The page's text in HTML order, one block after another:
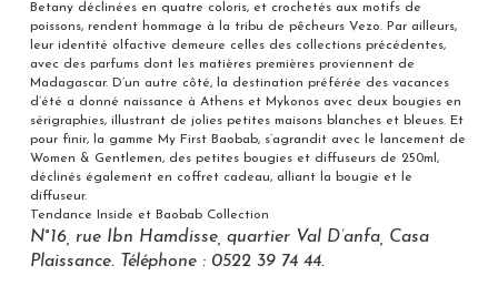
Betany déclinées en quatre coloris, et crochetés aux motifs de
poissons, rendent hommage à la tribu de pêcheurs Vezo. Par ailleurs,
leur identité olfactive demeure celles des collections précédentes,
avec des parfums dont les matières premières proviennent de
Madagascar. D’un autre côté, la destination préférée des vacances
d’été a donné naissance à Athens et Mykonos avec deux bougies en
sérigraphies, illustrant de jolies petites maisons blanches et bleues. Et
pour finir, la gamme My First Baobab, s’agrandit avec le lancement de
Women & Gentlemen, des petites bougies et diffuseurs de 250ml,
déclinés également en coffret cadeau, alliant la bougie et le
diffuseur.
Tendance Inside et Baobab Collection
N°16, rue Ibn Hamdisse, quartier Val D’anfa, Casa
Plaissance. Téléphone : 0522 39 74 44.